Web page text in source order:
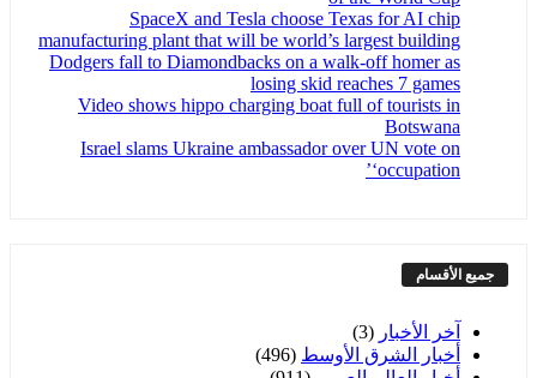
SpaceX and Tesla choose Texas for AI chip
manufacturing plant that will be world’s largest building
Dodgers fall to Diamondbacks on a walk-off homer as
losing skid reaches 7 games
Video shows hippo charging boat full of tourists in
Botswana
Israel slams Ukraine ambassador over UN vote on
‘occupation’
جميع الأقسام
آخر الأخبار (3)
أخبار الشرق الأوسط (496)